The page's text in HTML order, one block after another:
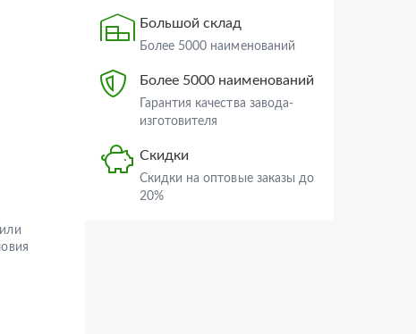
Большой склад
Более 5000 наименований
Более 5000 наименований
Гарантия качества завода-
изготовителя
Скидки
Скидки на оптовые заказы до
20%